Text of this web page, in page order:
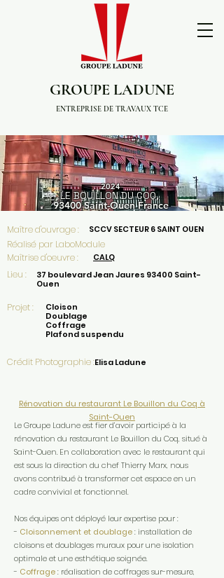
GROUPE LADUNE
ENTREPRISE DE TRAVAUX TCE
2024
LE BOUILLON DU COQ,
93400 Saint-OuenFrance
Maître d'ouvrage : SCCV SECTEUR 6 SAINT OUEN
Réalisé par LaboModule
Maîtrise d'oeuvre :
CALQ
Lieu :
37 boulevard Jean Jaures 93400 Saint-
Ouen
Projet :
Cloison
Doublage
Coffrage
Plafond suspendu
Crédit Photographie :Elisa Ladune
Rénovation du restaurant Le Bouillon du Coq à
Saint-Ouen
Le Groupe Ladune est fier d’avoir participé à la
rénovation du restaurant Le Bouillon du Coq, situé à
Saint-Ouen. En collaboration avec le restaurant qui
est sous la direction du chef Thierry Marx, nous
avons contribué à transformer cet espace en un
cadre convivial et fonctionnel.
Nos équipes ont déployé leur expertise pour :
- Cloisonnement et doublage: installation de
cloisons et doublages muraux pour une isolation
optimale et une esthétique soignée.
- Coffrage: réalisation de coffrages sur-mesure,